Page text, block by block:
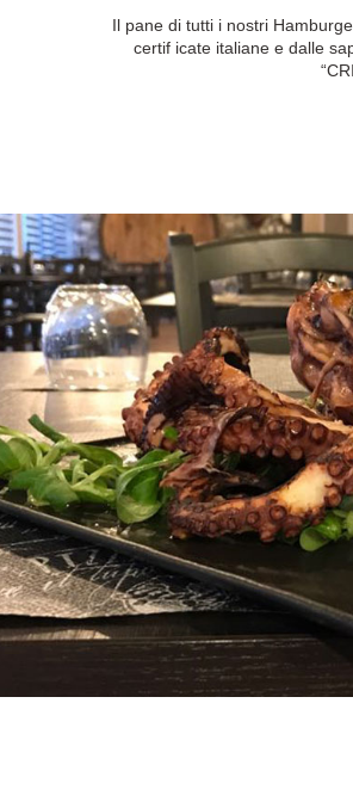
Il pane di tutti i nostri
certif icate italiane e dalle